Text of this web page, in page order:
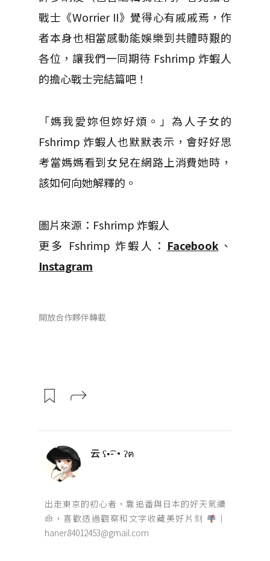
戰士《Worrier II》覺得心有戚戚焉，作
者本身也相當感動能娛樂到共體時艱的
各位，讓我們一同期待 Fshrimp 炸蝦人
的擔心戰士完結篇吧！
「媽我愛妳但妳好煩。」為人子女的
Fshrimp 炸蝦人也默默表示，會好好思
考當媽媽看到女兒在網路上消費她時，
該如何向她解釋的。
圖片來源：Fshrimp 炸蝦人
更多 Fshrimp 炸蝦人： Facebook、
Instagram
開放合作夥伴轉載
云 ʕ•͡-•ʔฅ
出走東京的初心者，靠追番與日本的好天氣續
命，喜歡透過觀察和文字收藏美好片刻
｜
haner84012453@gmail.com